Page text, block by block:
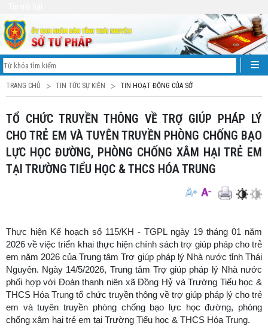
TRANG CHỦ TIN TỨC SỰ KIỆN TIN HOẠT ĐỘNG CỦA SỞ
TỔ CHỨC TRUYỀN THÔNG VỀ TRỢ GIÚP PHÁP LÝ
CHO TRẺ EM VÀ TUYÊN TRUYỀN PHÒNG CHỐNG BẠO
LỰC HỌC ĐƯỜNG, PHÒNG CHỐNG XÂM HẠI TRẺ EM
TẠI TRƯỜNG TIỂU HỌC & THCS HÓA TRUNG
Thực hiện Kế hoạch số 115/KH - TGPL ngày 19 tháng 01 năm
2026 về việc triển khai thực hiện chính sách trợ giúp pháp cho trẻ
em năm 2026 của Trung tâm Trợ giúp pháp lý Nhà nước tỉnh Thái
Nguyên. Ngày 14/5/2026, Trung tâm Trợ giúp pháp lý Nhà nước
phối hợp với Đoàn thanh niên xã Đồng Hỷ và Trường Tiểu học &
THCS Hóa Trung tổ chức truyền thông về trợ giúp pháp lý cho trẻ
em và tuyên truyền phòng chống bạo lực học đường, phòng
chống xâm hại trẻ em tại Trường Tiểu học & THCS Hóa Trung.